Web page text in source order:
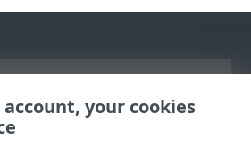
account, your cookies